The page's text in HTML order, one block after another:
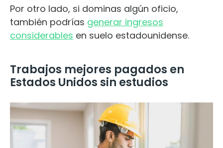
Por otro lado, si dominas algún oficio,
también podrías generar ingresos
considerables en suelo estadounidense.
Trabajos mejores pagados en
Estados Unidos sin estudios